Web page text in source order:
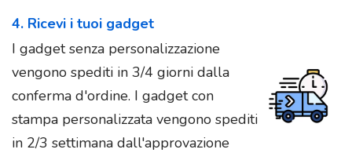
4. Ricevi i tuoi gadget
I gadget senza personalizzazione
vengono spediti in 3/4 giorni dalla
conferma d'ordine. I gadget con
stampa personalizzata vengono spediti
in 2/3 settimana dall'approvazione